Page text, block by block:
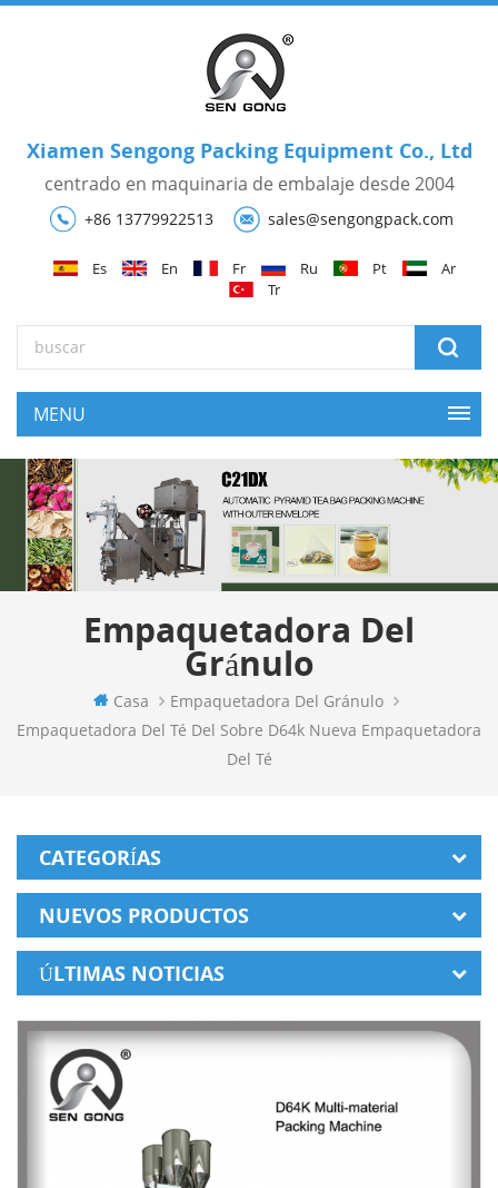
Xiamen Sengong Packing Equipment Co., Ltd
centrado en maquinaria de embalaje desde 2004
+86 13779922513 sales@sengongpack.com
Es En Fr Ru Pt
Ar
Tr
Empaquetadora Del
Gránulo
Casa
Empaquetadora Del Gránulo
Empaquetadora Del Té Del Sobre D64k Nueva Empaquetadora
Del Té
CATEGORÍAS
NUEVOS PRODUCTOS
ÚLTIMAS NOTICIAS